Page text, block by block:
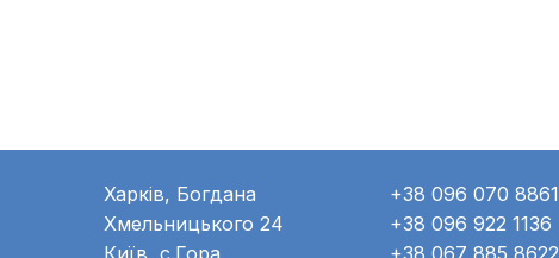
Харків, Богдана
Хмельницького 24
Київ, с.Гора
+38 096 070 8861
+38 096 922 1136
+38 067 885 8622